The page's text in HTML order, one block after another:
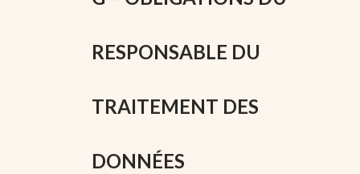
RESPONSABLE DU
TRAITEMENT DES
DONNÉES